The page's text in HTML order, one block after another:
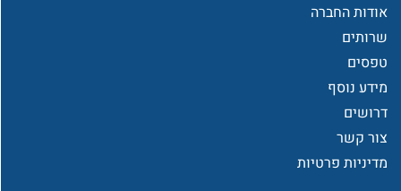
אודות החברה
שרותים
טפסים
מידע נוסף
דרושים
צור קשר
מדיניות פרטיות